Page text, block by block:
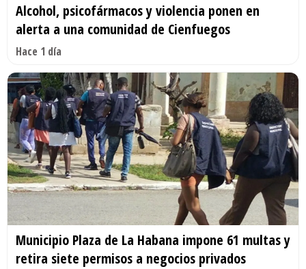
Alcohol, psicofármacos y violencia ponen en
alerta a una comunidad de Cienfuegos
Hace 1 día
Municipio Plaza de La Habana impone 61 multas y
retira siete permisos a negocios privados